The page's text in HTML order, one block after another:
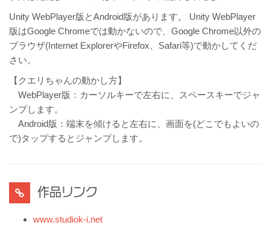
Unity WebPlayer版とAndroid版があります。 Unity WebPlayer
版はGoogle Chromeでは動かないので、Google Chrome以外の
ブラウザ(Internet ExplorerやFirefox、Safari等)で動かしてくだ
さい。
【クエリちゃんの動かし方】
WebPlayer版：カーソルキーで左右に、スペースキーでジャ
ンプします。
Android版：端末を傾けると左右に、画面を(どこでもよいの
で)タップするとジャンプします。
作品リンク
www.studiok-i.net